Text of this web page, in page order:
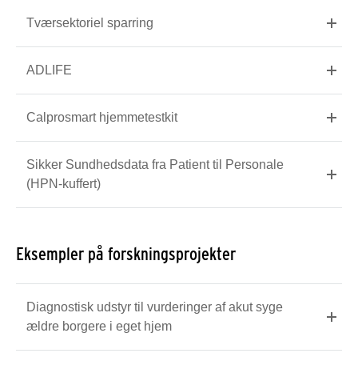
Tværsektoriel sparring
ADLIFE
Calprosmart hjemmetestkit
Sikker Sundhedsdata fra Patient til Personale
(HPN-kuffert)
Eksempler på forskningsprojekter
Diagnostisk udstyr til vurderinger af akut syge
ældre borgere i eget hjem